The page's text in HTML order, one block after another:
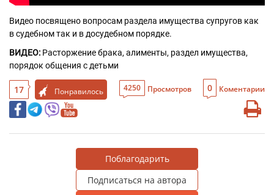
Видео посвящено вопросам раздела имущества супругов как
в судебном так и в досудебном порядке.
ВИДЕО: Расторжение брака, алименты, раздел имущества,
порядок общения с детьми
17 Понравилось 4250 Просмотров 0 Коментарии
Поблагодарить
Подписаться на автора